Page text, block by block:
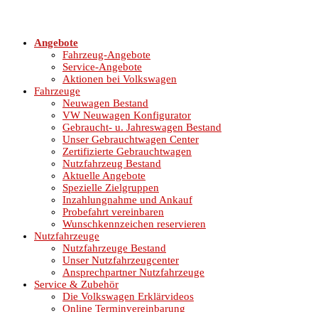
Angebote
Fahrzeug-Angebote
Service-Angebote
Aktionen bei Volkswagen
Fahrzeuge
Neuwagen Bestand
VW Neuwagen Konfigurator
Gebraucht- u. Jahreswagen Bestand
Unser Gebrauchtwagen Center
Zertifizierte Gebrauchtwagen
Nutzfahrzeug Bestand
Aktuelle Angebote
Spezielle Zielgruppen
Inzahlungnahme und Ankauf
Probefahrt vereinbaren
Wunschkennzeichen reservieren
Nutzfahrzeuge
Nutzfahrzeuge Bestand
Unser Nutzfahrzeugcenter
Ansprechpartner Nutzfahrzeuge
Service & Zubehör
Die Volkswagen Erklärvideos
Online Terminvereinbarung